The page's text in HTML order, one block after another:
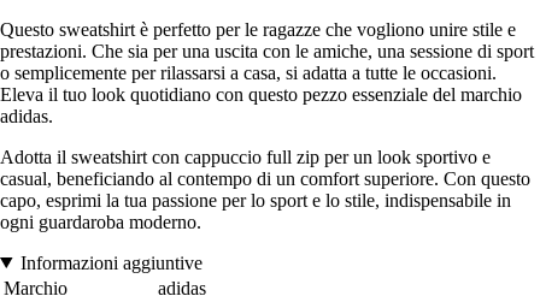
Questo sweatshirt è perfetto per le ragazze che vogliono unire stile e
prestazioni. Che sia per una uscita con le amiche, una sessione di sport
o semplicemente per rilassarsi a casa, si adatta a tutte le occasioni.
Eleva il tuo look quotidiano con questo pezzo essenziale del marchio
adidas.
Adotta il sweatshirt con cappuccio full zip per un look sportivo e
casual, beneficiando al contempo di un comfort superiore. Con questo
capo, esprimi la tua passione per lo sport e lo stile, indispensabile in
ogni guardaroba moderno.
Informazioni aggiuntive
Marchio
adidas